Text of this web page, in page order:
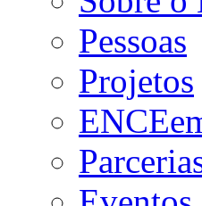
Pessoas
Projetos